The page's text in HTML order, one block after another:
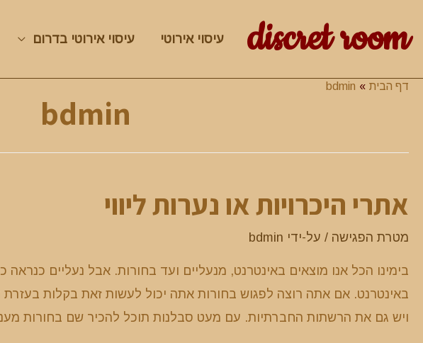
discret room עיסוי אירוטי עיסוי אירוטי בדרום
דף הבית bdmin
bdmin
אתרי היכרויות או נערות ליווי
מטרת הפגישה / על-ידי bdmin
בימינו הכל אנו מוצאים באינטרנט, מנעליים ועד בחורות. אבל נעליים
באינטרנט. אם אתה רוצה לפגוש בחורות אתה יכול לעשות זאת בקלות בעזרת
ויש גם את הרשתות החברתיות. עם מעט סבלנות תוכל להכיר שם בחורות